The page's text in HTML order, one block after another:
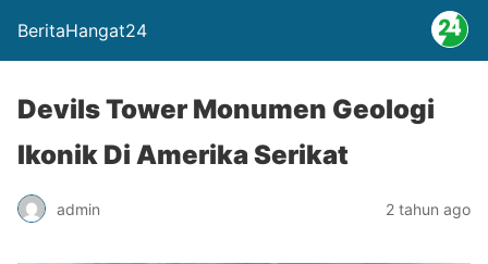
BeritaHangat24
Devils Tower Monumen Geologi
Ikonik Di Amerika Serikat
admin 2 tahun ago